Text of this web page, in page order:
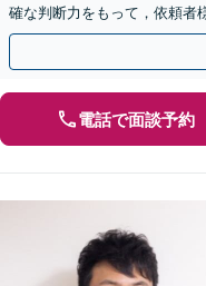
確な判断力をもって，依頼者
電話で面談予約